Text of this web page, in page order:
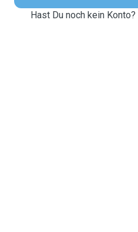
Hast Du noch kein Konto?